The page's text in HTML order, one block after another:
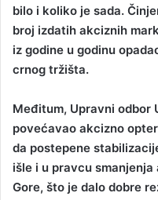
bilo i koliko je sada.
broj izdatih akciznih
iz godine u godinu
crnog tržišta.
Međitum, Upravni odbor
povećavao akcizno
da postepene
išle i u pravcu
Gore, što je dalo dobre